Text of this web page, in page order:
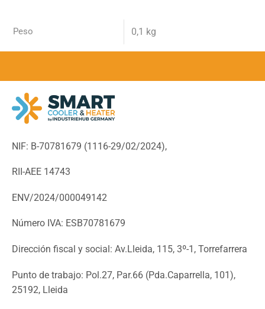
Peso 0,1 kg
NIF: B-70781679 (1116-29/02/2024),
RII-AEE 14743
ENV/2024/000049142
Número IVA: ESB70781679
Dirección fiscal y social: Av.Lleida, 115, 3º-1, Torrefarrera
Punto de trabajo: Pol.27, Par.66 (Pda.Caparrella, 101),
25192, Lleida